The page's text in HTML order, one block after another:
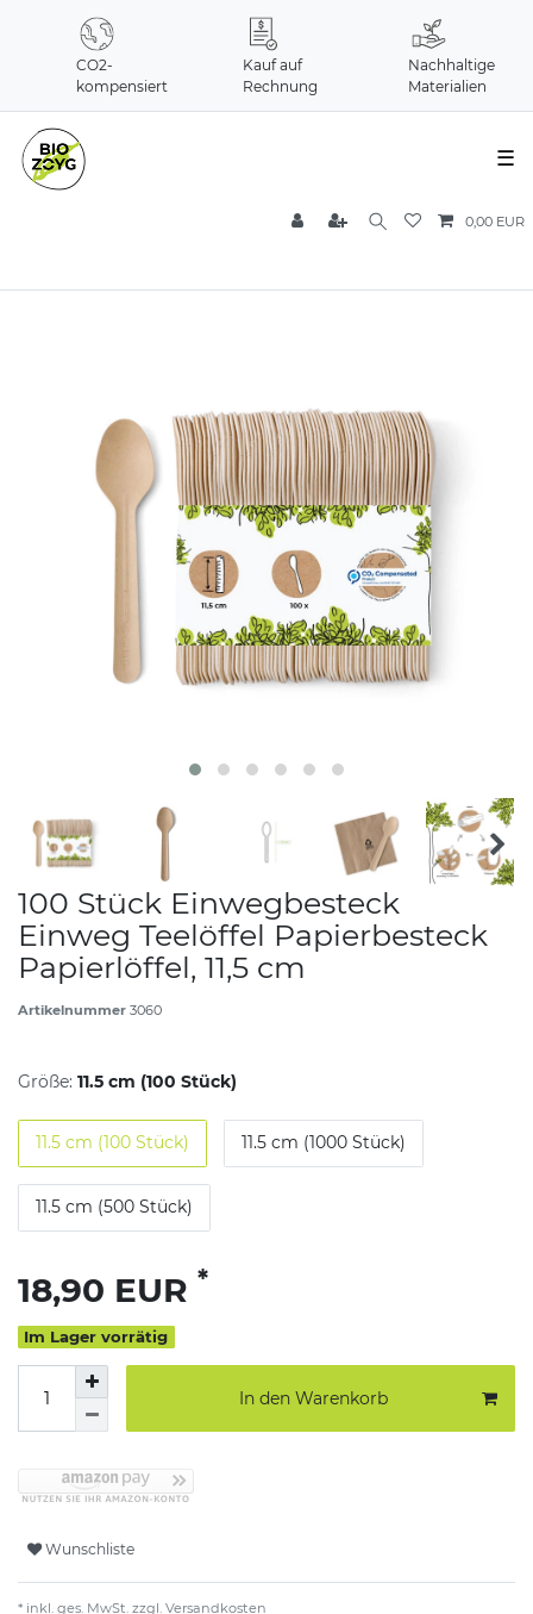
CO2-
kompensiert
Kauf auf
Rechnung
Nachhaltige
Materialien
☰
0,00 EUR
100 Stück Einwegbesteck
Einweg Teelöffel Papierbesteck
Papierlöffel, 11,5 cm
Artikelnummer 3060
Größe: 11.5 cm (100 Stück)
11.5 cm (100 Stück) 11.5 cm (1000 Stück)
11.5 cm (500 Stück)
18,90 EUR *
Im Lager vorrätig
In den Warenkorb
Wunschliste
* inkl. ges. MwSt. zzgl. Versandkosten